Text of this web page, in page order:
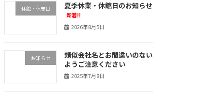
休館・休業日 夏季休業・休館日のお知らせ
新着!!
2026年8月5日
お知らせ
類似会社名とお間違いのない
ようご注意ください
2025年7月8日